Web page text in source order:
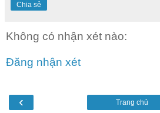
Chia sẻ
Không có nhận xét nào:
Đăng nhận xét
‹ Trang chủ